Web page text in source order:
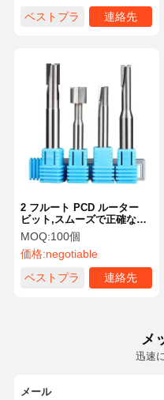
ベストプラ
連絡先
2 フルート PCD ルーター
ビット,スムーズで正確なル
ーティングのためにカスタ
マイズ
MOQ:100個
価格:negotiable
ベストプラ
連絡先
メ
迅速
メール